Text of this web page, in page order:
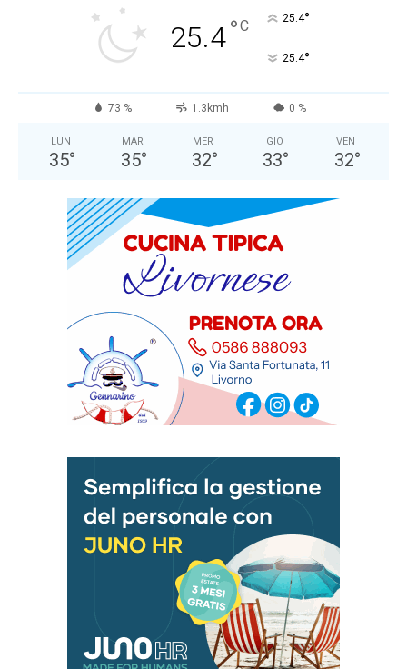
25.4°C 25.4°
25.4°
73 % 1.3kmh 0 %
LUN
35°
MAR
35°
MER
32°
GIO
33°
VEN
32°